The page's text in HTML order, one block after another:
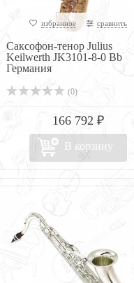
избранное сравнить
Саксофон-тенор Julius
Keilwerth JK3101-8-0 Bb
Германия
(0)
166 792 ₽
В корзину